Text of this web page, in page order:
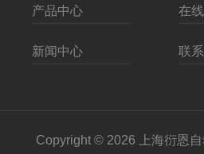
产品中心 在
新闻中心 联
Copyright © 2026 上海衍恩